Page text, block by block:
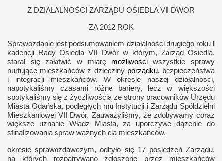
Z DZIAŁALNOŚCI ZARZĄDU OSIEDLA VII DWÓR
ZA 2012 ROK
Sprawozdanie jest podsumowaniem działalności drugiego roku
kadencji Rady Osiedla VII Dwór w którym, Zarząd Osiedla,
starał się załatwić w miarę możliwościwszystkie sprawy
nurtujące mieszkańców z dziedziny porządku, bezpieczeństwa
i integracji mieszkańców. W okresie naszej działalności,
napotykaliśmy czasami różne bariery, lecz w większości
spotykaliśmy się z życzliwością ze strony pracowników Urzędu
Miasta Gdańska, podległych mu Instytucji i Zarządu Spółdzielni
Mieszkaniowej VII Dwór. Zauważyliśmy, że zdobywamy coraz
większe uznanie Władz Miasta, za uporczywe dążenie do
sfinalizowania spraw ważnych dla mieszkańców.
okresie sprawozdawczym, odbyło się 17 posiedzeń Zarządu,
na których rozpatrywano zgłoszone przez mieszkańców